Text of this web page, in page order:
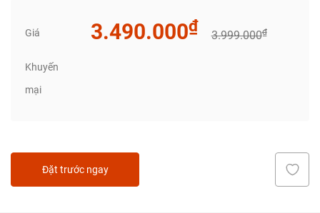
Giá 3.490.000₫
3.999.000₫
Khuyến
mại
Đặt trước ngay